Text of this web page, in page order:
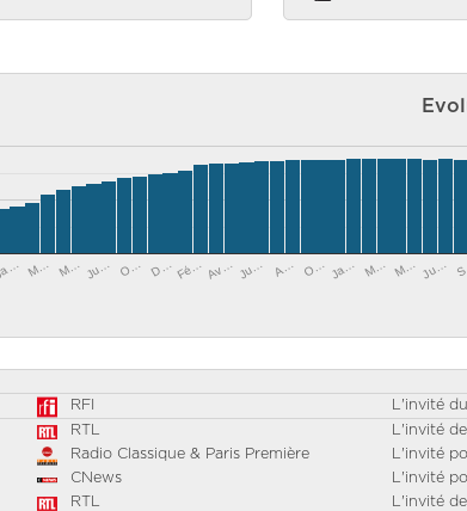
M… M… Ju… O… D… Fé… Av… Ju… A… O… Ja… M… M… Ju…
RFI
L'invité
RTL L'invité
Radio Classique & Paris Première L'invité
CNews L'invité
RTL L'invité